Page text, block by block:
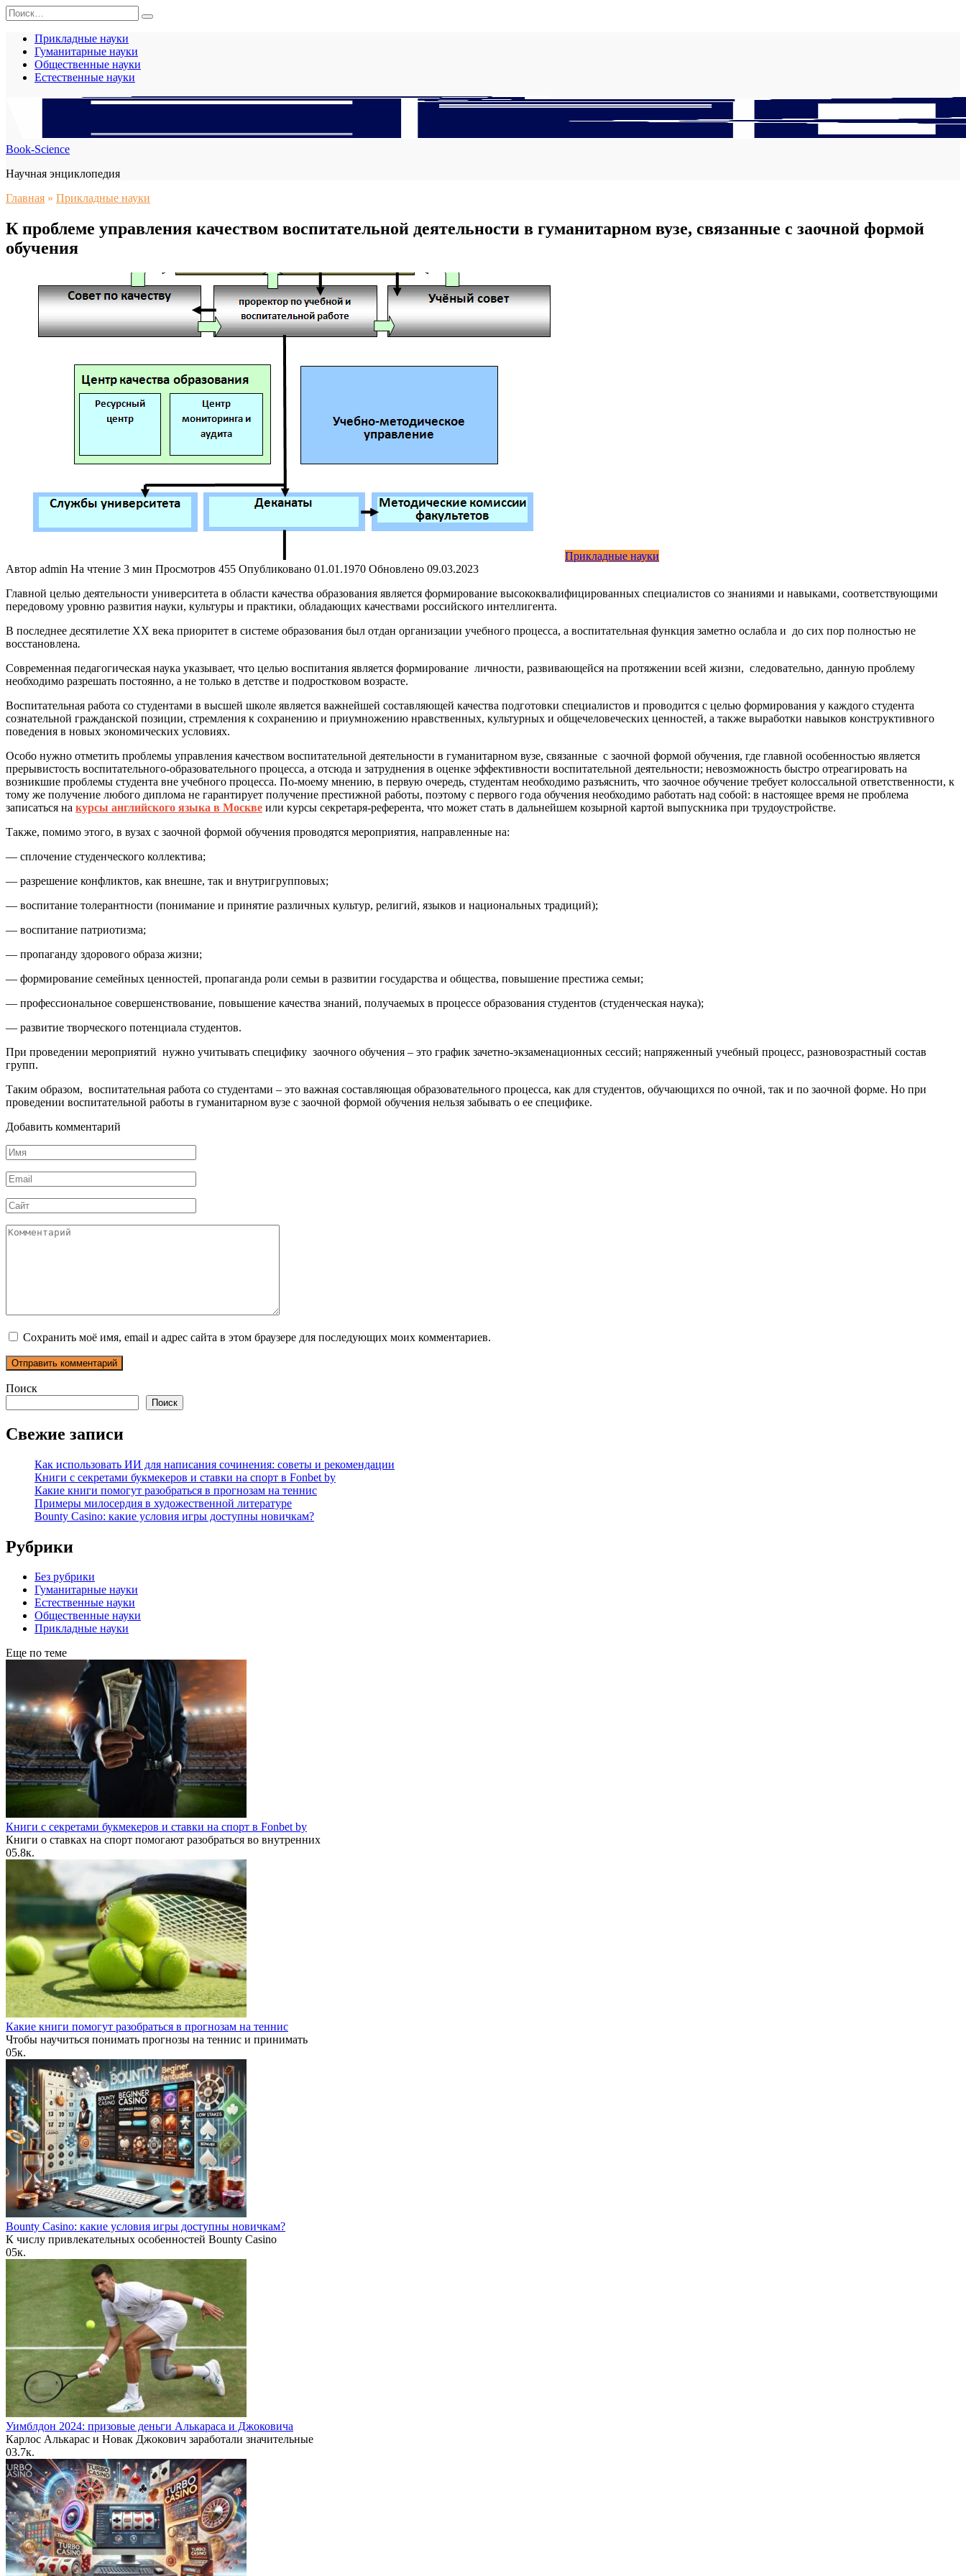
Перейти
к
содержанию
Search
for:
Прикладные науки
Гуманитарные науки
Общественные науки
Естественные науки
Book-Science
Научная энциклопедия
Главная » Прикладные науки
К проблеме управления качеством воспитательной деятельности в гуманитарном вузе, связанные с заочной формой
обучения
Прикладные науки
Автор admin На чтение 3 мин Просмотров 455 Опубликовано 01.01.1970 Обновлено 09.03.2023
Главной целью деятельности университета в области качества образования является формирование высококвалифицированных специалистов со знаниями и навыками, соответствующими
передовому уровню развития науки, культуры и практики, обладающих качествами российского интеллигента.
В последнее десятилетие ХХ века приоритет в системе образования был отдан организации учебного процесса, а воспитательная функция заметно ослабла и до сих пор полностью не
восстановлена.
Современная педагогическая наука указывает, что целью воспитания является формирование личности, развивающейся на протяжении всей жизни, следовательно, данную проблему
необходимо разрешать постоянно, а не только в детстве и подростковом возрасте.
Воспитательная работа со студентами в высшей школе является важнейшей составляющей качества подготовки специалистов и проводится с целью формирования у каждого студента
сознательной гражданской позиции, стремления к сохранению и приумножению нравственных, культурных и общечеловеческих ценностей, а также выработки навыков конструктивного
поведения в новых экономических условиях.
Особо нужно отметить проблемы управления качеством воспитательной деятельности в гуманитарном вузе, связанные с заочной формой обучения, где главной особенностью является
прерывистость воспитательного-образовательного процесса, а отсюда и затруднения в оценке эффективности воспитательной деятельности; невозможность быстро отреагировать на
возникшие проблемы студента вне учебного процесса. По-моему мнению, в первую очередь, студентам необходимо разъяснить, что заочное обучение требует колоссальной ответственности, к
тому же получение любого диплома не гарантирует получение престижной работы, поэтому с первого года обучения необходимо работать над собой: в настоящее время не проблема
записаться на курсы английского языка в Москве или курсы секретаря-референта, что может стать в дальнейшем козырной картой выпускника при трудоустройстве.
Также, помимо этого, в вузах с заочной формой обучения проводятся мероприятия, направленные на:
— сплочение студенческого коллектива;
— разрешение конфликтов, как внешне, так и внутригрупповых;
— воспитание толерантности (понимание и принятие различных культур, религий, языков и национальных традиций);
— воспитание патриотизма;
— пропаганду здорового образа жизни;
— формирование семейных ценностей, пропаганда роли семьи в развитии государства и общества, повышение престижа семьи;
— профессиональное совершенствование, повышение качества знаний, получаемых в процессе образования студентов (студенческая наука);
— развитие творческого потенциала студентов.
При проведении мероприятий нужно учитывать специфику заочного обучения – это график зачетно-экзаменационных сессий; напряженный учебный процесс, разновозрастный состав
групп.
Таким образом, воспитательная работа со студентами – это важная составляющая образовательного процесса, как для студентов, обучающихся по очной, так и по заочной форме. Но при
проведении воспитательной работы в гуманитарном вузе с заочной формой обучения нельзя забывать о ее специфике.
Добавить комментарий
Имя
*
Email
*
Сайт
Комментарий
Сохранить моё имя, email и адрес сайта в этом браузере для последующих моих комментариев.
Поиск
Поиск
Свежие записи
Как использовать ИИ для написания сочинения: советы и рекомендации
Книги с секретами букмекеров и ставки на спорт в Fonbet by
Какие книги помогут разобраться в прогнозам на теннис
Примеры милосердия в художественной литературе
Bounty Casino: какие условия игры доступны новичкам?
Рубрики
Без рубрики
Гуманитарные науки
Естественные науки
Общественные науки
Прикладные науки
Еще по теме
Книги с секретами букмекеров и ставки на спорт в Fonbet by
Книги о ставках на спорт помогают разобраться во внутренних
05.8к.
Какие книги помогут разобраться в прогнозам на теннис
Чтобы научиться понимать прогнозы на теннис и принимать
05к.
Bounty Casino: какие условия игры доступны новичкам?
К числу привлекательных особенностей Bounty Casino
05к.
Уимблдон 2024: призовые деньги Алькараса и Джоковича
Карлос Алькарас и Новак Джокович заработали значительные
03.7к.